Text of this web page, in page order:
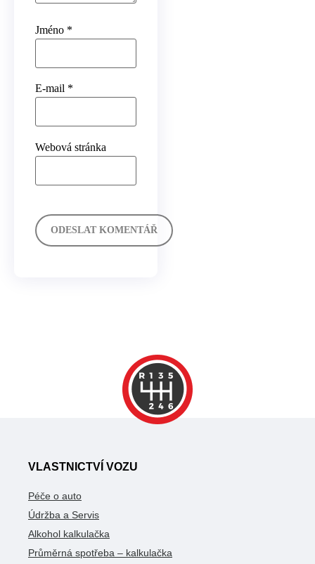
Jméno *
E-mail *
Webová stránka
VLASTNICTVÍ VOZU
Péče o auto
Údržba a Servis
Alkohol kalkulačka
Průměrná spotřeba – kalkulačka